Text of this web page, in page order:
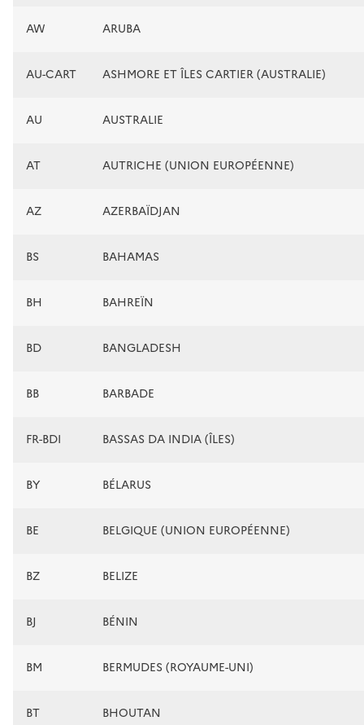
AW ARUBA
AU-CART ASHMORE ET ÎLES CARTIER (AUSTRALIE)
AU AUSTRALIE
AT AUTRICHE (UNION EUROPÉENNE)
AZ AZERBAÏDJAN
BS BAHAMAS
BH BAHREÏN
BD BANGLADESH
BB BARBADE
FR-BDI BASSAS DA INDIA (ÎLES)
BY BÉLARUS
BE BELGIQUE (UNION EUROPÉENNE)
BZ BELIZE
BJ BÉNIN
BM BERMUDES (ROYAUME-UNI)
BT BHOUTAN